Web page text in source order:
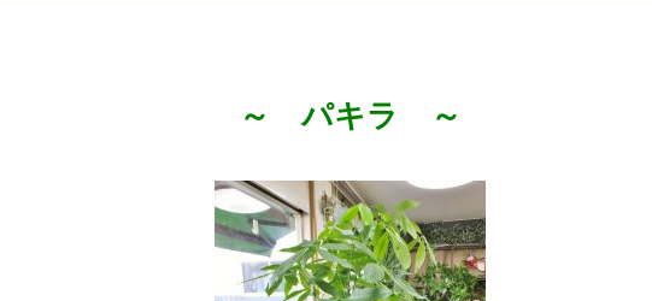
～ パキラ ～